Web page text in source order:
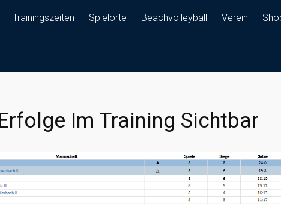
Trainingszeiten Spielorte Beachvolleyball Verein
Im Training Sichtbar